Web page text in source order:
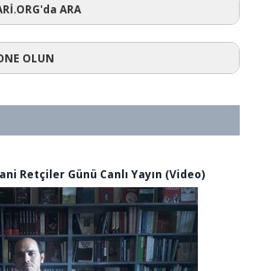
ARA
OLUN
Retçiler Günü Canlı Yayın (Video)